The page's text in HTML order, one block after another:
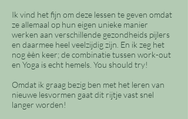
Ik vind het fijn om deze lessen te geven omdat
ze allemaal op hun eigen unieke manier
werken aan verschillende gezondheids pijlers
en daarmee heel veelzijdig zijn. En ik zeg het
nog èèn keer; de combinatie tussen work-out
en Yoga is echt hemels. You should try!
Omdat ik graag bezig ben met het leren van
nieuwe lesvormen gaat dit rijtje vast snel
langer worden!